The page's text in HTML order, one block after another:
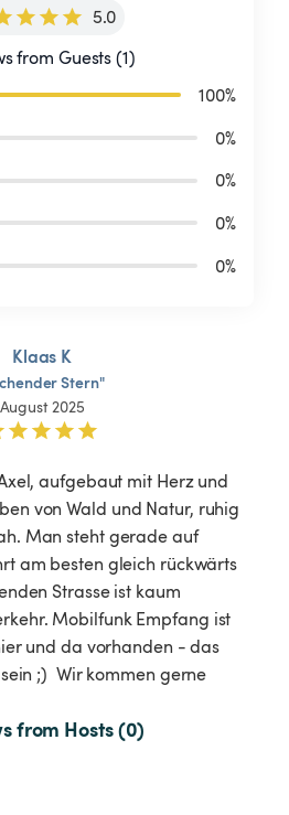
5.0
from Guests (1)
100%
0%
0%
0%
0%
Klaas K
Stern"
August 2025
aufgebaut mit Herz und
von Wald und Natur, ruhig
Man steht gerade auf
am besten gleich rückwärts
Strasse ist kaum
Mobilfunk Empfang ist
und da vorhanden - das
;)  Wir kommen gerne
from Hosts (0)